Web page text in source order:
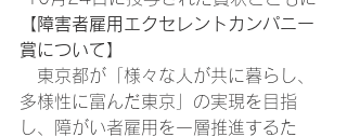
【障害者雇用エクセレントカンパニー
賞について】
東京都が「様々な人が共に暮らし、
多様性に富んだ東京」の実現を目指
し、障がい者雇用を一層推進するた